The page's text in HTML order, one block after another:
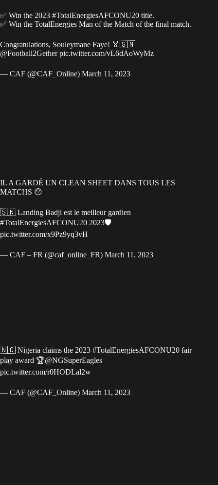
✅ Win the 2023 #TotalEnergiesAFCONU20 title.
✅ Win the TotalEnergies Man of the Match of the final match.
Congratulations, Souleymane Faye! 🏅🇸🇳
@Football2Gether pic.twitter.com/vL6dAoWyMz
— CAF (@CAF_Online) March 11, 2023
IL A GARDÉ UN CLEAN SHEET DANS TOUS LES
MATCHS 😯
🇸🇳 Landing Badji est le meilleur gardien
#TotalEnergiesAFCONU20 2023🛡️
pic.twitter.com/x9Pz9yq3vH
— CAF – FR (@caf_online_FR) March 11, 2023
🇳🇬 Nigeria claims the 2023 #TotalEnergiesAFCONU20 fair
play award 🏆@NGSuperEagles
pic.twitter.com/r0HODLal2w
— CAF (@CAF_Online) March 11, 2023